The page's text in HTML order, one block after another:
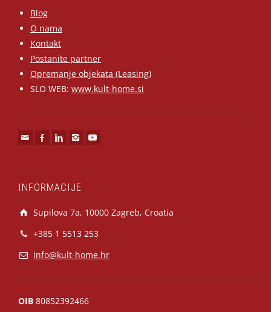
Blog
O nama
Kontakt
Postanite partner
Opremanje objekata (Leasing)
SLO WEB: www.kult-home.si
INFORMACIJE
Supilova 7a, 10000 Zagreb, Croatia
+385 1 5513 253
info@kult-home.hr
OIB 80852392466